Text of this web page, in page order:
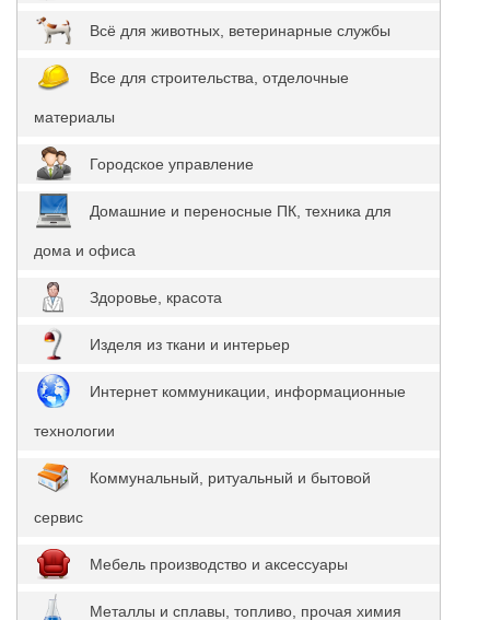
Всё для животных, ветеринарные службы
Все для строительства, отделочные
материалы
Городское управление
Домашние и переносные ПК, техника для
дома и офиса
Здоровье, красота
Изделя из ткани и интерьер
Интернет коммуникации, информационные
технологии
Коммунальный, ритуальный и бытовой
сервис
Мебель производство и аксессуары
Металлы и сплавы, топливо, прочая химия